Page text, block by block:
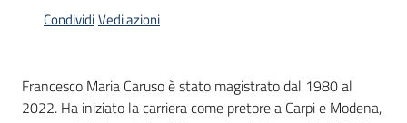
Novità
Servizi
CondividiVedi azioni
Francesco Maria Caruso è stato magistrato dal 1980 al
2022. Ha iniziato la carriera come pretore a Carpi e Modena,